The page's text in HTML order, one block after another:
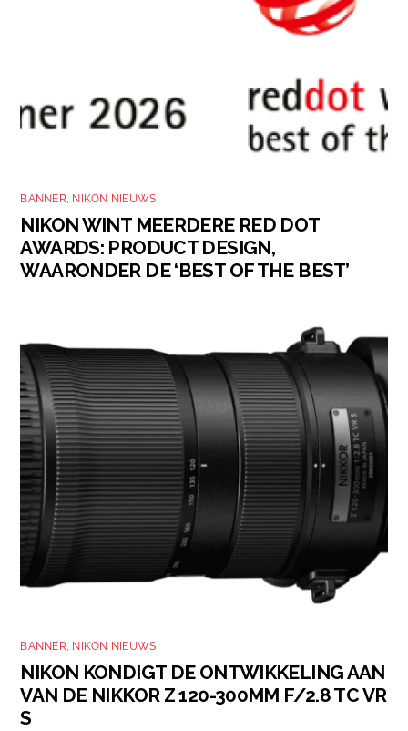
BANNER NIKON NIEUWS
NIKON WINT MEERDERE RED DOT
AWARDS: PRODUCT DESIGN,
WAARONDER DE ‘BEST OF THE BEST’
BANNER, NIKON NIEUWS
NIKON KONDIGT DE ONTWIKKELING AAN
VAN DE NIKKOR Z 120-300MM F/2.8 TC VR
S